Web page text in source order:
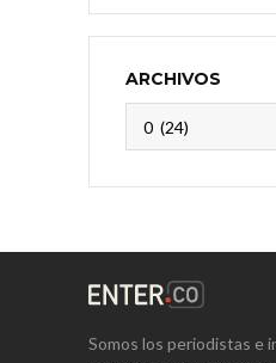
ARCHIVOS
Somos los periodistas e